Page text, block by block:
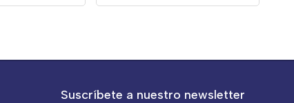
Suscríbete a nuestro newsletter